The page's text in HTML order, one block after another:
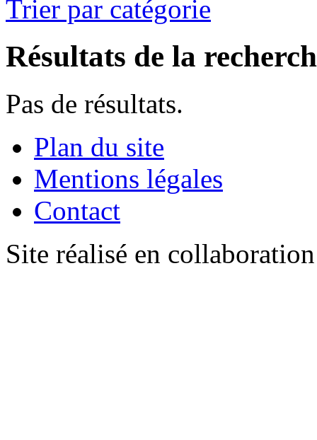
Trier par catégorie
Résultats de la
Pas de résultats.
Plan du site
Mentions légales
Contact
Site réalisé en